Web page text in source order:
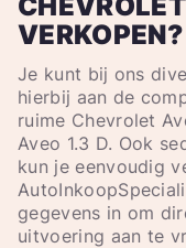
VERKOPEN?
Je kunt bij ons
hierbij aan de
ruime Chevrolet
Aveo 1.3 D. Ook
kun je eenvoudig
gegevens in om
uitvoering aan te